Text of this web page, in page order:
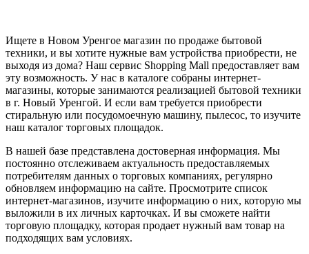
Ищете в Новом Уренгое магазин по продаже бытовой
техники, и вы хотите нужные вам устройства приобрести, не
выходя из дома? Наш сервис Shopping Mall предоставляет вам
эту возможность. У нас в каталоге собраны интернет-
магазины, которые занимаются реализацией бытовой техники
в г. Новый Уренгой. И если вам требуется приобрести
стиральную или посудомоечную машину, пылесос, то изучите
наш каталог торговых площадок.
В нашей базе представлена достоверная информация. Мы
постоянно отслеживаем актуальность предоставляемых
потребителям данных о торговых компаниях, регулярно
обновляем информацию на сайте. Просмотрите список
интернет-магазинов, изучите информацию о них, которую мы
выложили в их личных карточках. И вы сможете найти
торговую площадку, которая продает нужный вам товар на
подходящих вам условиях.